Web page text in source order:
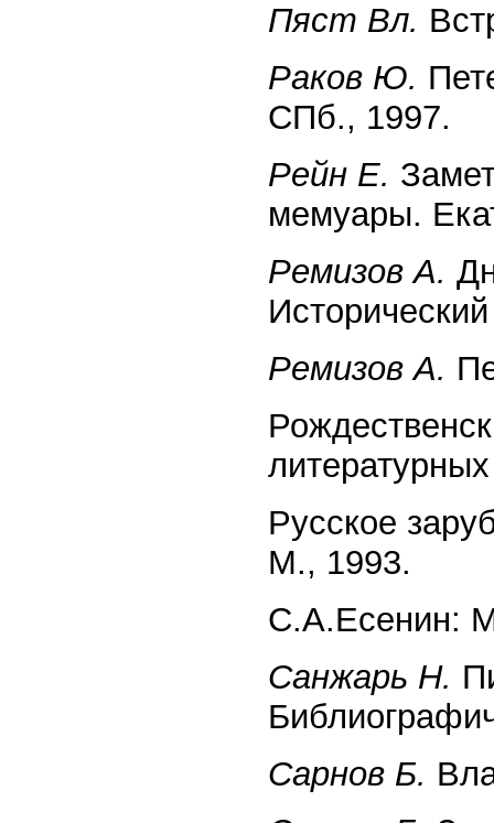
Пяст Вл.
Раков Ю.
СПб., 1997.
Рейн Е.
мемуары.
Ремизов А.
Ремизов А.
Русское
М., 1993.
С.А.Есенин:
Санжарь Н.
Сарнов Б.